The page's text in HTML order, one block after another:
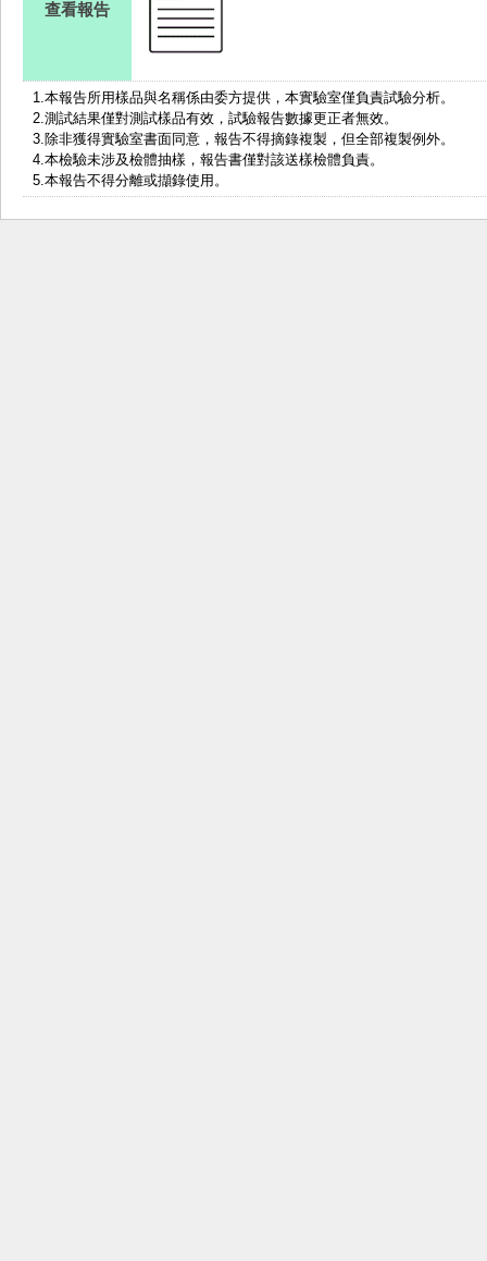
查看報告
1.本報告所用樣品與名稱係由委方提供，本實驗室僅負責試驗分析。
2.測試結果僅對測試樣品有效，試驗報告數據更正者無效。
3.除非獲得實驗室書面同意，報告不得摘錄複製，但全部複製例外。
4.本檢驗未涉及檢體抽樣，報告書僅對該送樣檢體負責。
5.本報告不得分離或擷錄使用。